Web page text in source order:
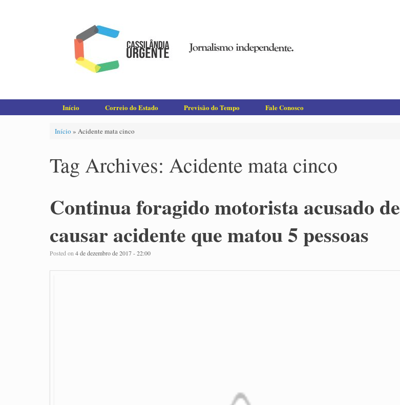
Início Correio do Estado Previsão do Tempo Fale Conosco
Início » Acidente mata cinco
Tag Archives: Acidente mata cinco
Continua foragido motorista acusado de
causar acidente que matou 5 pessoas
Posted on 4 de dezembro de 2017 - 22:00